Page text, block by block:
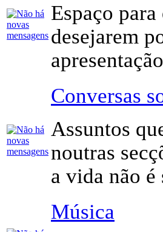
Espaço
desejarem
Conversas
Assuntos
noutras
a vida não é
Música